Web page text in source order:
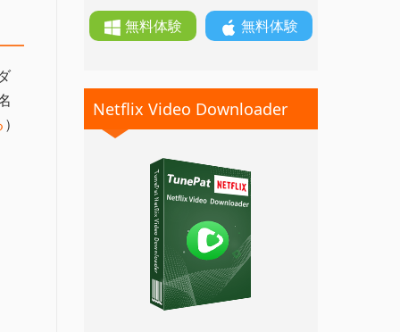
）
無料体験 無料体験
Netflix Video Downloader